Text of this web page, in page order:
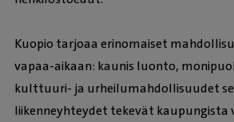
Kuopio tarjoaa erinomaiset
vapaa-aikaan: kaunis luonto,
kulttuuri- ja urheilumahdollisuudet
liikenneyhteydet tekevät kaupungista